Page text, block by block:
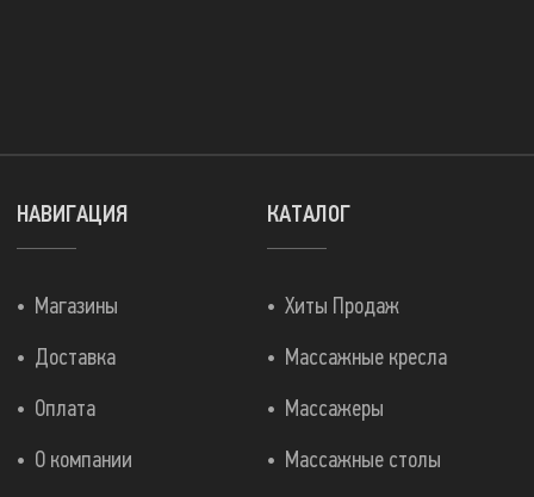
КАТАЛОГ
Хиты Продаж
Массажные кресла
Массажеры
Массажные столы
НАВИГАЦИЯ
Магазины
Доставка
Оплата
О компании